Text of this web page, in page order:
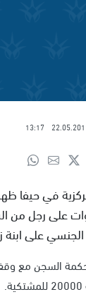
13:17
في حيفا
لمدة 4 سنوات على
على ابنة
السجن مع